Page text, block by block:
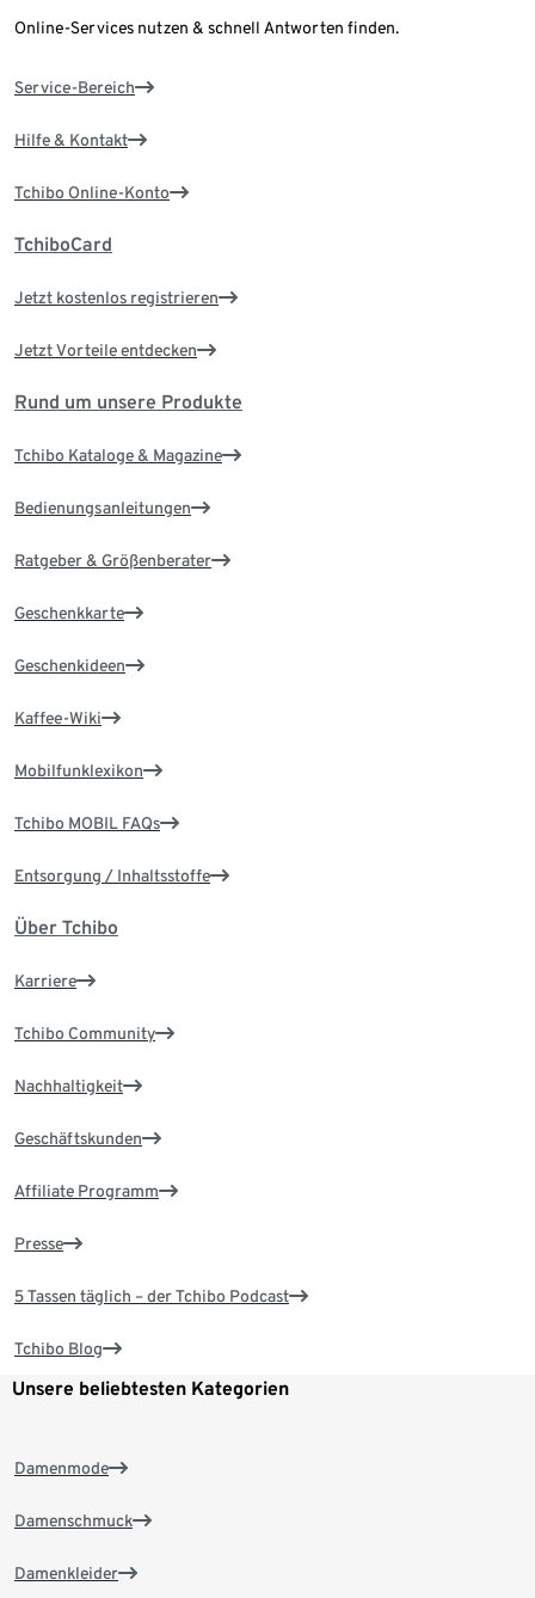
Online-Services nutzen & schnell Antworten finden.
Service-Bereich
Hilfe & Kontakt
Tchibo Online-Konto
TchiboCard
Jetzt kostenlos registrieren
Jetzt Vorteile entdecken
Rund um unsere Produkte
Tchibo Kataloge & Magazine
Bedienungsanleitungen
Ratgeber & Größenberater
Geschenkkarte
Geschenkideen
Kaffee-Wiki
Mobilfunklexikon
Tchibo MOBIL FAQs
Entsorgung / Inhaltsstoffe
Über Tchibo
Karriere
Tchibo Community
Nachhaltigkeit
Geschäftskunden
Affiliate Programm
Presse
5 Tassen täglich – der Tchibo Podcast
Tchibo Blog
Unsere beliebtesten Kategorien
Damenmode
Damenschmuck
Damenkleider